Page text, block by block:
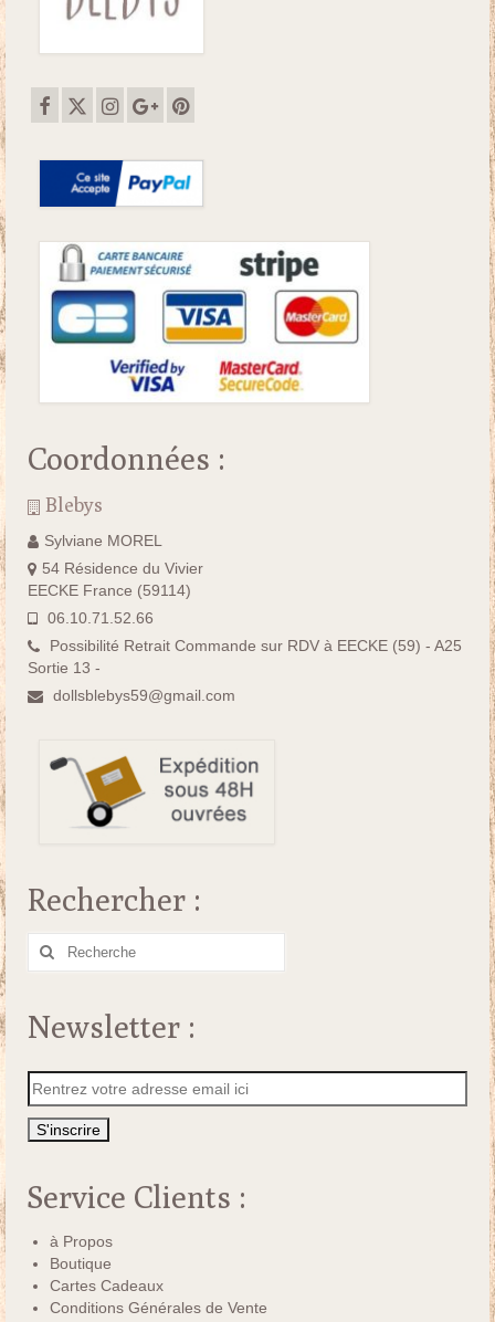
Coordonnées :
Blebys
Sylviane MOREL
54 Résidence du Vivier
EECKE France (59114)
06.10.71.52.66
Possibilité Retrait Commande sur RDV à EECKE (59) - A25
Sortie 13 -
dollsblebys59@gmail.com
Rechercher :
Rechercher
Newsletter :
Service Clients :
à Propos
Boutique
Cartes Cadeaux
Conditions Générales de Vente